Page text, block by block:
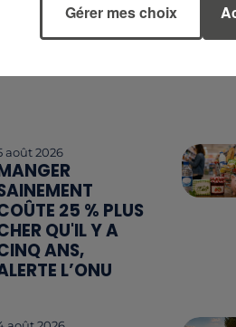
août 2026
25 % PLUS
QU'IL Y A
ANS,
L’ONU
Gérer mes choix